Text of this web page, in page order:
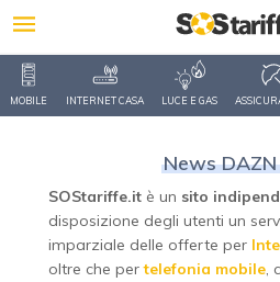
MOBILE INTERNET CASA LUCE E GAS
News
SOStariffe.it è un sito
disposizione degli utenti un
imparziale delle offerte per
oltre che pertelefonia mobile,